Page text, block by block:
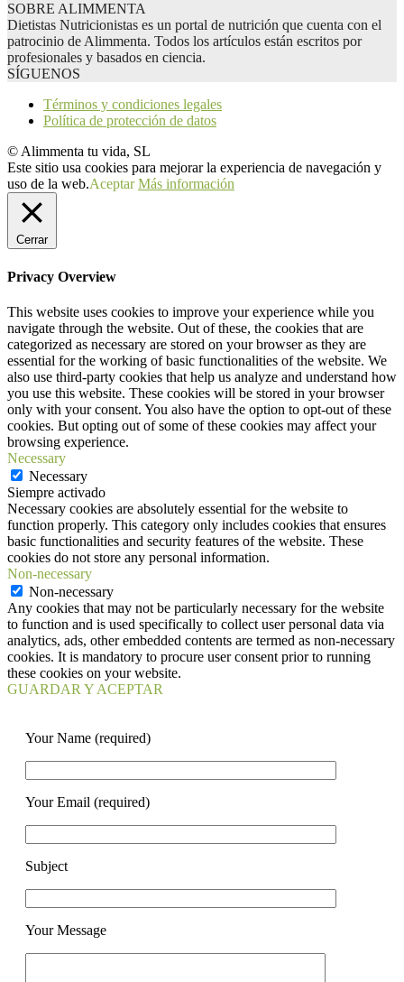
SOBRE ALIMMENTA
Dietistas Nutricionistas es un portal de nutrición que cuenta con el
patrocinio de Alimmenta. Todos los artículos están escritos por
profesionales y basados en ciencia.
SÍGUENOS
Términos y condiciones legales
Política de protección de datos
© Alimmenta tu vida, SL
Este sitio usa cookies para mejorar la experiencia de navegación y
uso de la web.Aceptar Más información
Cerrar
Privacy Overview
This website uses cookies to improve your experience while you
navigate through the website. Out of these, the cookies that are
categorized as necessary are stored on your browser as they are
essential for the working of basic functionalities of the website. We
also use third-party cookies that help us analyze and understand how
you use this website. These cookies will be stored in your browser
only with your consent. You also have the option to opt-out of these
cookies. But opting out of some of these cookies may affect your
browsing experience.
Necessary
Necessary
Siempre activado
Necessary cookies are absolutely essential for the website to
function properly. This category only includes cookies that ensures
basic functionalities and security features of the website. These
cookies do not store any personal information.
Non-necessary
Non-necessary
Any cookies that may not be particularly necessary for the website
to function and is used specifically to collect user personal data via
analytics, ads, other embedded contents are termed as non-necessary
cookies. It is mandatory to procure user consent prior to running
these cookies on your website.
GUARDAR Y ACEPTAR
Your Name (required)
Your Email (required)
Subject
Your Message